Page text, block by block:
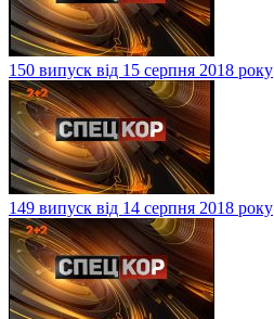
150 випуск від 15 серпня 2018 року
149 випуск від 14 серпня 2018 року